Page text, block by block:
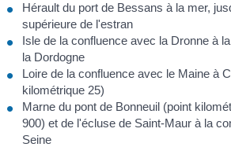
Hérault du port de Bessans à la mer,
supérieure de l'estran
Isle de la confluence avec la Dronne à
la Dordogne
Loire de la confluence avec le Maine à
kilométrique 25)
Marne du pont de Bonneuil (point
900) et de l'écluse de Saint-Maur à la
Seine